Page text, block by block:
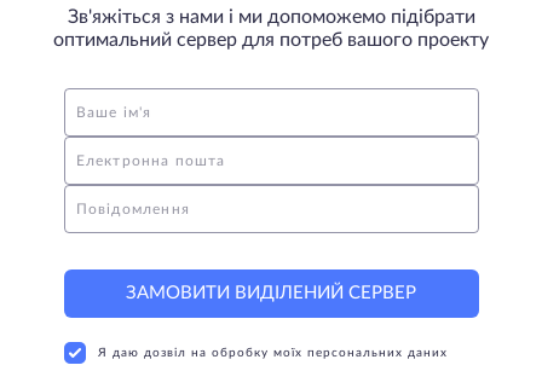
Зв'яжіться з нами і ми допоможемо підібрати
оптимальний сервер для потреб вашого проекту
Ваше ім'я
Електронна пошта
Повідомлення
ЗАМОВИТИ ВИДІЛЕНИЙ СЕРВЕР
Я даю дозвіл на обробку моїх персональних даних